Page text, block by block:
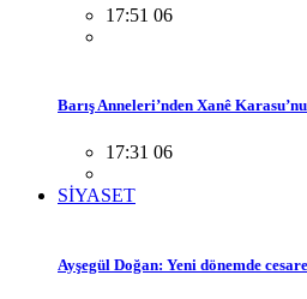
17:51 06
Barış Anneleri’nden Xanê
17:31 06
SİYASET
Ayşegül Doğan: Yeni dönemde